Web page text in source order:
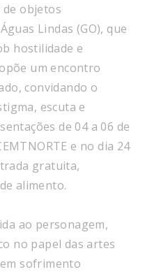
de objetos
Lindas (GO), que
hostilidade e
um encontro
convidando o
escuta e
de 04 a 06 de
e no dia 24
gratuita,
alimento.
ao personagem,
no papel das artes
sofrimento